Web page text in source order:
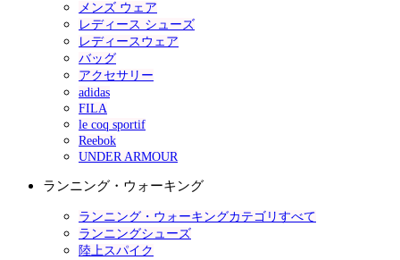
メンズ ウェア
レディース シューズ
レディースウェア
バッグ
アクセサリー
adidas
FILA
le coq sportif
Reebok
UNDER ARMOUR
ランニング・ウォーキング
ランニング・ウォーキングカテゴリすべて
ランニングシューズ
陸上スパイク